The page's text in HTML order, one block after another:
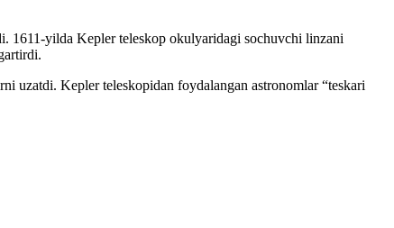
1611-yilda Kepler teleskop okulyaridagi sochuvchi linzani
uzatdi. Kepler teleskopidan foydalangan astronomlar “teskari